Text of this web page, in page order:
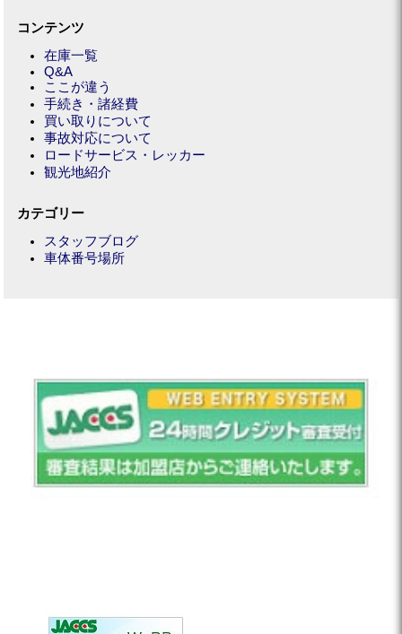
コンテンツ
在庫一覧
Q&A
ここが違う
手続き・諸経費
買い取りについて
事故対応について
ロードサービス・レッカー
観光地紹介
カテゴリー
スタッフブログ
車体番号場所